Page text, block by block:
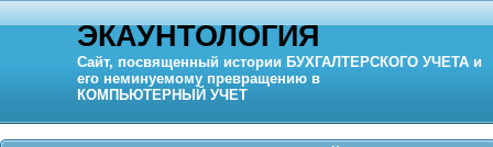
ЭКАУНТОЛОГИЯ
Сайт, посвященный истории БУХГАЛТЕРСКОГО УЧЕТА и
его неминуемому превращению в
КОМПЬЮТЕРНЫЙ УЧЕТ